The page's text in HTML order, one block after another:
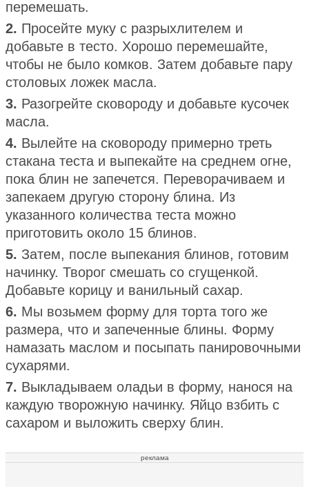
перемешать.
2. Просейте муку с разрыхлителем и
добавьте в тесто. Хорошо перемешайте,
чтобы не было комков. Затем добавьте пару
столовых ложек масла.
3. Разогрейте сковороду и добавьте кусочек
масла.
4. Вылейте на сковороду примерно треть
стакана теста и выпекайте на среднем огне,
пока блин не запечется. Переворачиваем и
запекаем другую сторону блина. Из
указанного количества теста можно
приготовить около 15 блинов.
5. Затем, после выпекания блинов, готовим
начинку. Творог смешать со сгущенкой.
Добавьте корицу и ванильный сахар.
6. Мы возьмем форму для торта того же
размера, что и запеченные блины. Форму
намазать маслом и посыпать панировочными
сухарями.
7. Выкладываем оладьи в форму, нанося на
каждую творожную начинку. Яйцо взбить с
сахаром и выложить сверху блин.
реклама